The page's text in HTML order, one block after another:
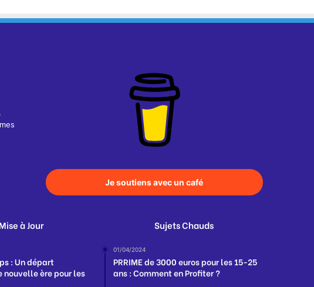
Je soutiens avec un café
à Jour
: Un départ
nouvelle ère pour les
Sujets Chauds
01/04/2024
PRRIME de 3000 euros pour les 15-25
ans : Comment en Profiter ?